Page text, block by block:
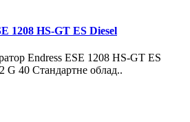
1208 HS-GT ES Diesel
Endress ESE 1208 HS-GT ES
G 40 Стандартне облад..